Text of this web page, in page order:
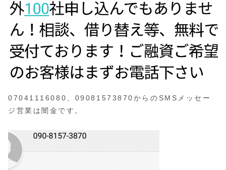
07041116080、09081573870からのSMSメッセー
ジ営業は闇金です。